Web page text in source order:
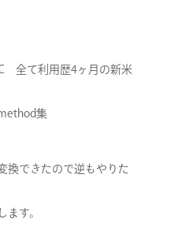
全て利用歴4ヶ月の新米
集
換できたので逆もやりた
ます。